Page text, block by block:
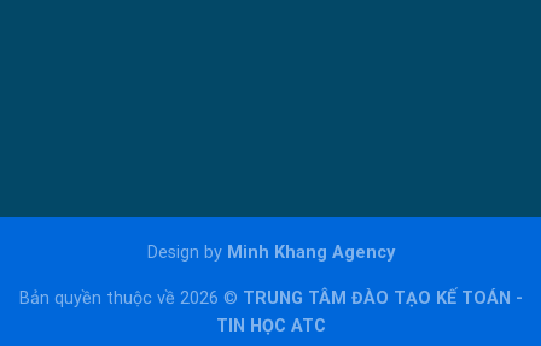
Design by Minh Khang Agency
Bản quyền thuộc về 2026 © TRUNG TÂM ĐÀO TẠO KẾ TOÁN -
TIN HỌC ATC